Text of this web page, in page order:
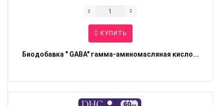
КУПИТЬ
Биодобавка " GABA" гамма-аминомасляная кисло...